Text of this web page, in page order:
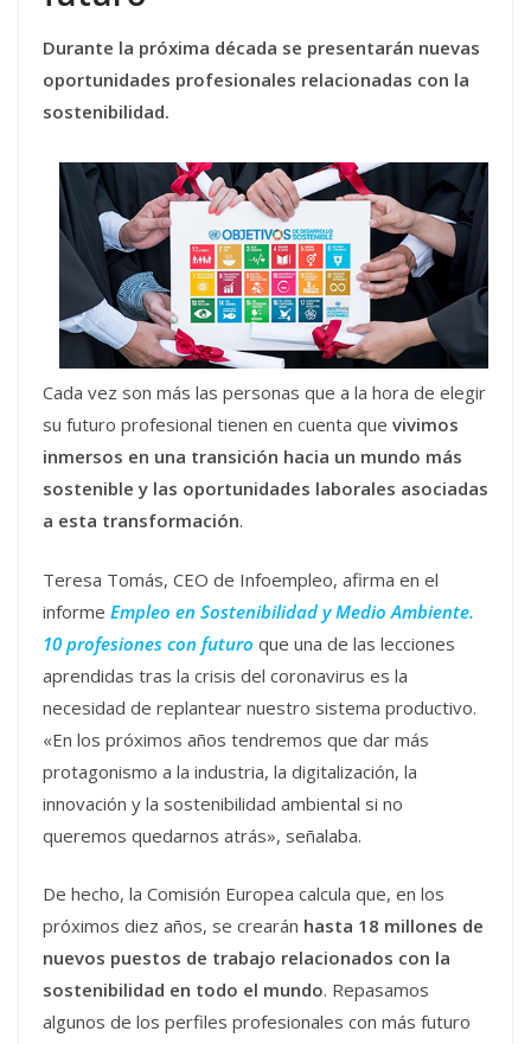
Durante la próxima década se presentarán nuevas
oportunidades profesionales relacionadas con la
sostenibilidad.
Cada vez son más las personas que a la hora de elegir
su futuro profesional tienen en cuenta que vivimos
inmersos en una transición hacia un mundo más
sostenible y las oportunidades laborales asociadas
a esta transformación.
Teresa Tomás, CEO de Infoempleo, afirma en el
informe Empleo en Sostenibilidad y Medio Ambiente.
10 profesiones con futuro que una de las lecciones
aprendidas tras la crisis del coronavirus es la
necesidad de replantear nuestro sistema productivo.
«En los próximos años tendremos que dar más
protagonismo a la industria, la digitalización, la
innovación y la sostenibilidad ambiental si no
queremos quedarnos atrás», señalaba.
De hecho, la Comisión Europea calcula que, en los
próximos diez años, se crearán hasta 18 millones de
nuevos puestos de trabajo relacionados con la
sostenibilidad en todo el mundo. Repasamos
algunos de los perfiles profesionales con más futuro